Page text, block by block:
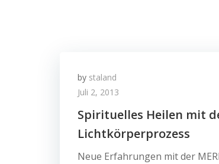
by staland
Juli 2, 2013
Spirituelles Heilen mit
Lichtkörperprozess
Neue Erfahrungen mit der